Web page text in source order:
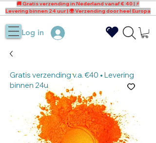
Log in
🚚 Gratis verzending in Nederland vanaf € 40 | ⚡
Levering binnen 24 uur | 🌍 Verzending door heel Europa
Gratis verzending v.a. €40 • Levering
binnen 24u